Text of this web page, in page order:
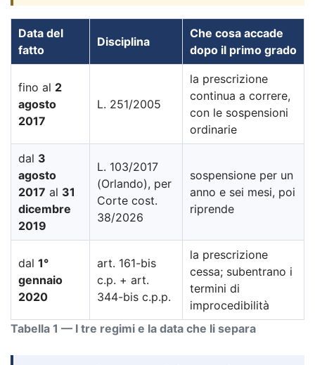
Tabella 1 — I tre regimi e la data che li separa
Data del
fatto
Disciplina
Che cosa accade
dopo il primo grado
fino al 2
agosto
2017
L. 251/2005
la prescrizione
continua a correre,
con le sospensioni
ordinarie
dal 3
agosto
2017 al 31
dicembre
2019
L. 103/2017
(Orlando), per
Corte cost.
38/2026
sospensione per un
anno e sei mesi, poi
riprende
dal 1°
gennaio
2020
art. 161-bis
c.p. + art.
344-bis c.p.p.
la prescrizione
cessa; subentrano i
termini di
improcedibilità